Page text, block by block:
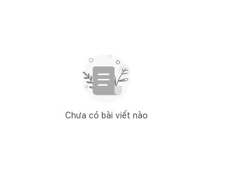
Chưa có bài viết nào